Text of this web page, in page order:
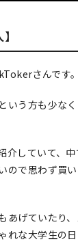
さんです。
いう方も少な
介していて、
ので思わず買
あげていたり
れな大学生の